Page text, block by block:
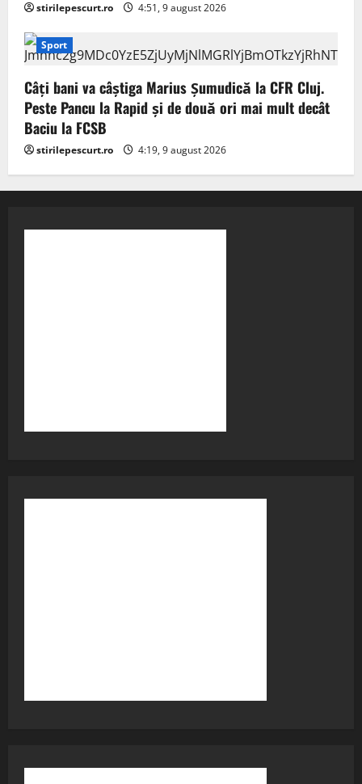
stirilepescurt.ro 4:51, 9 august 2026
Sport
Câți bani va câștiga Marius Șumudică la CFR Cluj.
Peste Pancu la Rapid și de două ori mai mult decât
Baciu la FCSB
stirilepescurt.ro 4:19, 9 august 2026